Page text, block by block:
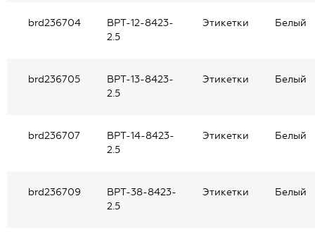
brd236704
BPT-12-8423-
2.5
Этикетки Белый
brd236705
BPT-13-8423-
2.5
Этикетки Белый
brd236707
BPT-14-8423-
2.5
Этикетки Белый
brd236709
BPT-38-8423-
2.5
Этикетки Белый